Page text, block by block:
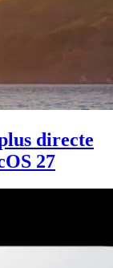
directe
27